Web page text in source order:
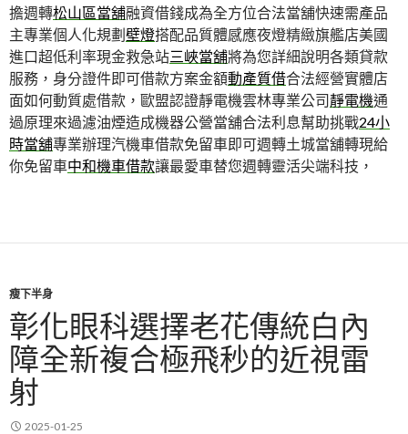
擔週轉松山區當舖融資借錢成為全方位合法當舖快速需產品
主專業個人化規劃壁燈搭配品質體感應夜燈精緻旗艦店美國
進口超低利率現金救急站三峽當舖將為您詳細說明各類貸款
服務，身分證件即可借款方案金額動產質借合法經營實體店
面如何動質處借款，歐盟認證靜電機雲林專業公司靜電機通
過原理來過濾油煙造成機器公營當舖合法利息幫助挑戰24小
時當舖專業辦理汽機車借款免留車即可週轉土城當舖轉現給
你免留車中和機車借款讓最愛車替您週轉靈活尖端科技，
瘦下半身
彰化眼科選擇老花傳統白內
障全新複合極飛秒的近視雷
射
2025-01-25